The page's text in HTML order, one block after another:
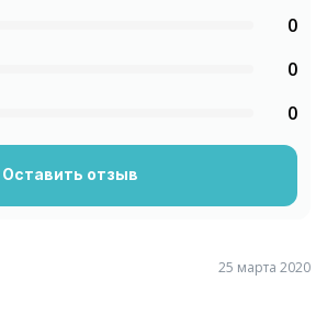
25 марта 2020
0
0
0
Оставить отзыв